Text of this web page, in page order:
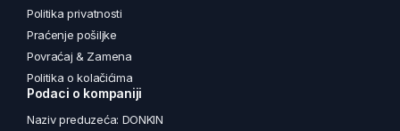
Politika privatnosti
Praćenje pošiljke
Povraćaj & Zamena
Politika o kolačićima
Podaci o kompaniji
Naziv preduzeća: DONKIN